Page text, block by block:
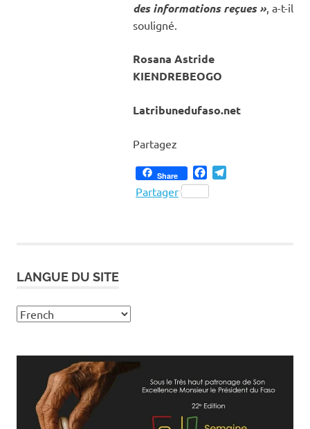
des informations reçues », a-t-il
souligné.
Rosana Astride
KIENDREBEOGO
Latribunedufaso.net
Partagez
Share Facebook
Partager
LANGUE DU SITE